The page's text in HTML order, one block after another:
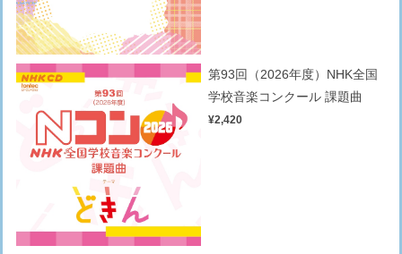
第93回（2026年度）NHK全国
学校音楽コンクール 課題曲
¥2,420